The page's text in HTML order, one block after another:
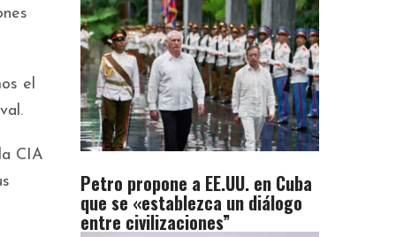
el
CIA
Petro propone a EE.UU. en Cuba
que se «establezca un diálogo
entre civilizaciones”